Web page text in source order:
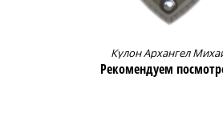
Кулон Архангел
Рекомендуем